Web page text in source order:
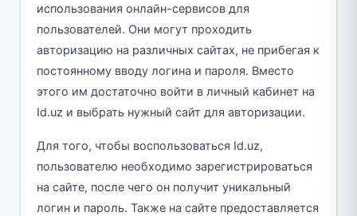
использования онлайн-сервисов для
пользователей. Они могут проходить
авторизацию на различных сайтах, не прибегая к
постоянному вводу логина и пароля. Вместо
этого им достаточно войти в личный кабинет на
Id.uz и выбрать нужный сайт для авторизации.
Для того, чтобы воспользоваться Id.uz,
пользователю необходимо зарегистрироваться
на сайте, после чего он получит уникальный
логин и пароль. Также на сайте предоставляется